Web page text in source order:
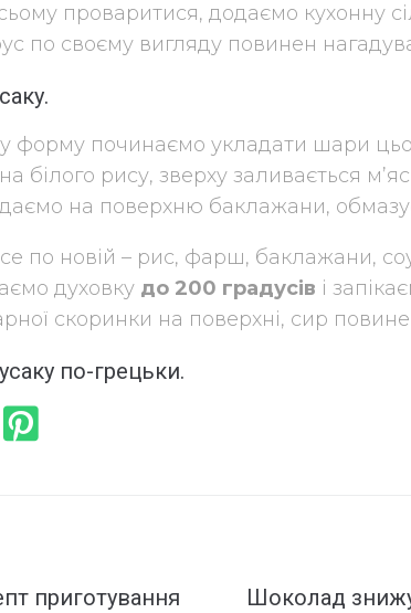
проваритися, додаємо кухонну
по своєму вигляду повинен
форму починаємо укладати шари
білого рису, зверху заливається
на поверхню баклажани,
по новій – рис, фарш, баклажани,
духовку до 200 градусів і
скоринки на поверхні, сир
по-грецьки.
приготування
Шоколад